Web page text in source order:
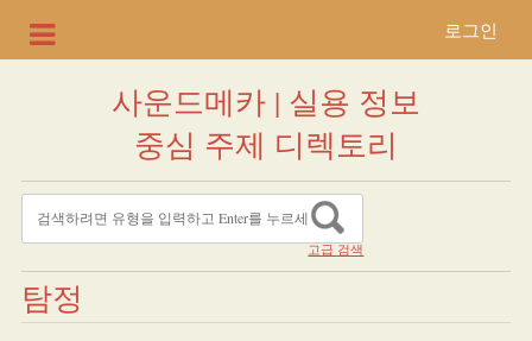
로그인
사운드메카 | 실용 정보
중심 주제 디렉토리
고급 검색
탐정